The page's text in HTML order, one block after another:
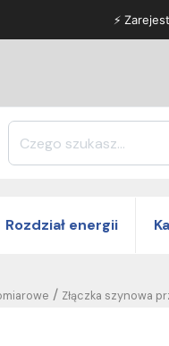
⚡
Rozdział energii
Złączka szynowa
/